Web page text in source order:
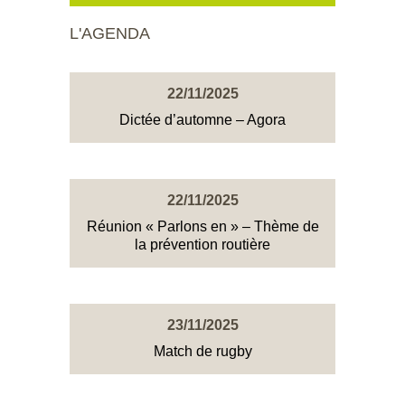
L'AGENDA
22/11/2025
Dictée d’automne – Agora
22/11/2025
Réunion « Parlons en » – Thème de
la prévention routière
23/11/2025
Match de rugby